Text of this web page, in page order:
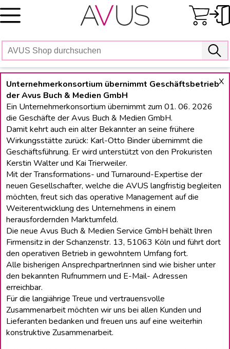
Skip
to
X
Unternehmerkonsortium übernimmt Geschäftsbetrieb
der Avus Buch & Medien GmbH
Ein Unternehmerkonsortium übernimmt zum 01. 06. 2026
die Geschäfte der Avus Buch & Medien GmbH.
Damit kehrt auch ein alter Bekannter an seine frühere
Wirkungsstätte zurück: Karl-Otto Binder übernimmt die
Geschäftsführung. Er wird unterstützt von den Prokuristen
Kerstin Walter und Kai Trierweiler.
Mit der Transformations- und Turnaround-Expertise der
neuen Gesellschafter, welche die AVUS langfristig begleiten
möchten, freut sich das operative Management auf die
Weiterentwicklung des Unternehmens in einem
herausfordernden Marktumfeld.
Die neue Avus Buch & Medien Service GmbH behält lhren
Firmensitz in der Schanzenstr. 13, 51063 Köln und führt dort
den operativen Betrieb in gewohntem Umfang fort.
Alle bisherigen Ansprechpartnerlnnen sind wie bisher unter
den bekannten Rufnummern und E-Mail- Adressen
erreichbar.
Für die langiährige Treue und vertrauensvolle
Zusammenarbeit möchten wir uns bei allen Kunden und
Lieferanten bedanken und freuen uns auf eine weiterhin
konstruktive Zusammenarbeit.